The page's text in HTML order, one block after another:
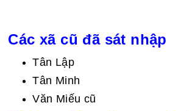
Các xã cũ đã sát nhập
Tân Lập
Tân Minh
Văn Miếu cũ